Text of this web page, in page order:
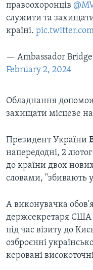
правоохоронців
служити та
країні.
— Ambassador
February 2, 2024
Обладнання
захищати місцеве
Президент України
напередодні, 2
до країни двох
словами, "збивають
А виконувачка
держсекретаря США
під час візиту до
озброєнні
керовані